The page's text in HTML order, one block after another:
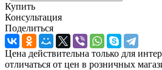
Купить
Консультация
Поделиться
Цена действительна только для
отличаться от цен в розничных